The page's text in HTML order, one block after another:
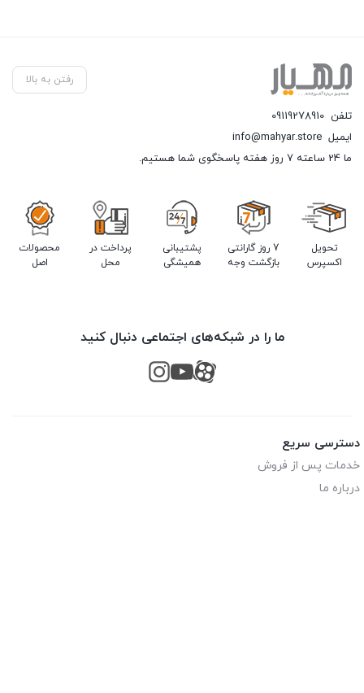
رفتن به بالا
تلفن 09119278910
ایمیل info@mahyar.store
ما 24 ساعته 7 روز هفته پاسخگوی شما هستیم.
تحویل
اکسپرس
7 روز گارانتی
بازگشت وجه
پشتیبانی
همیشگی
پرداخت در
محل
محصولات
اصل
ما را در شبکه‌های اجتماعی دنبال کنید
دسترسی سریع
خدمات پس از فروش
درباره ما